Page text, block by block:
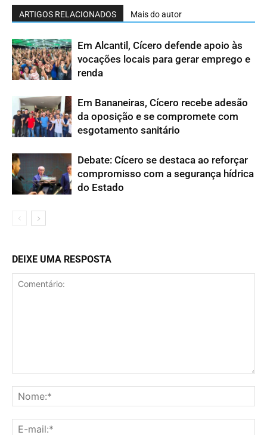
ARTIGOS RELACIONADOS Mais do autor
Em Alcantil, Cícero defende apoio às
vocações locais para gerar emprego e
renda
Em Bananeiras, Cícero recebe adesão
da oposição e se compromete com
esgotamento sanitário
Debate: Cícero se destaca ao reforçar
compromisso com a segurança hídrica
do Estado
DEIXE UMA RESPOSTA